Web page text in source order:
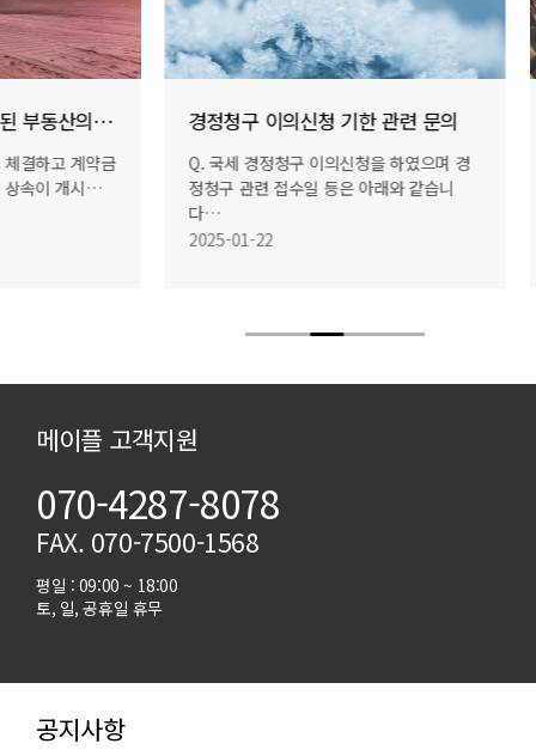
청 기한 관련 문의
이의신청을 하였으며 경
등은 아래와 같습니
Q. 탄자니아 국적의 외국인(비거주자)를
빙하여 강연을 진행하고자 합니다. 조
2025-01-22
메이플 고객지원
070-4287-8078
FAX. 070-7500-1568
평일 : 09:00 ~ 18:00
토, 일, 공휴일 휴무
공지사항